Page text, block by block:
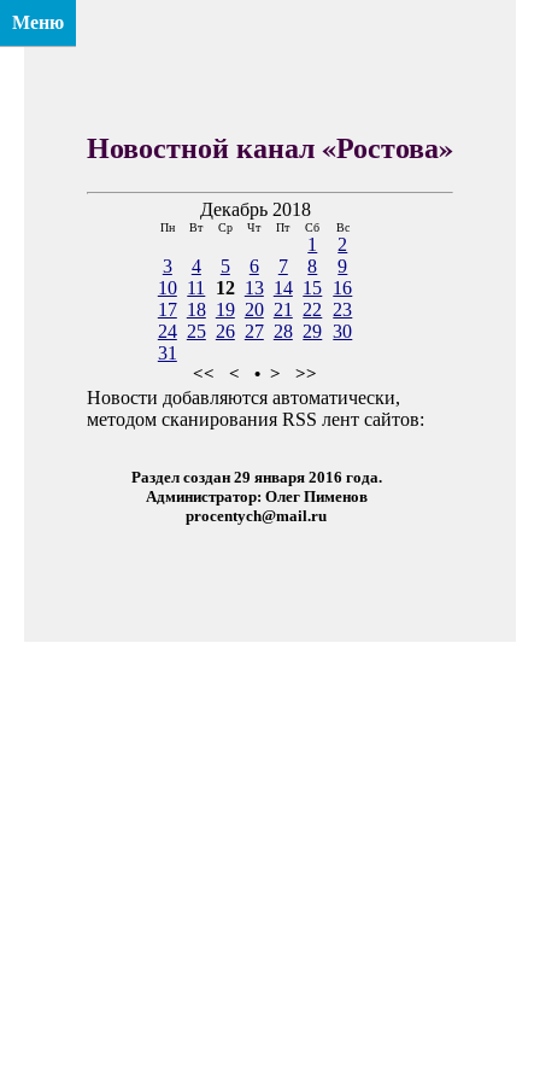
Меню
Новостной канал «Ростова»
Декабрь 2018
Пн Вт Ср Чт Пт Сб Вс
1
2
3
4 5 6 7 8
9
10 11 12 13 14 15 16
17 18 19 20 21 22
23
24 25 26 27 28 29 30
31
<< < • > >>
Новости добавляются автоматически,
методом сканирования RSS лент сайтов:
Раздел создан 29 января 2016 года.
Администратор: Олег Пименов
procentych@mail.ru